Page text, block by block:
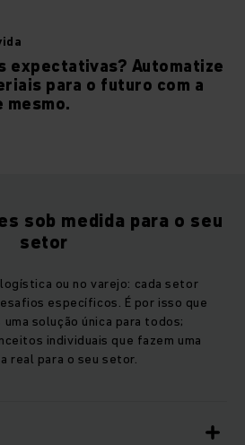
expectativas? Automatize
para o futuro com a
mesmo.
sob medida para o seu
setor
ou no varejo: cada setor
específicos. É por isso que
solução única para todos;
individuais que fazem uma
real para o seu setor.